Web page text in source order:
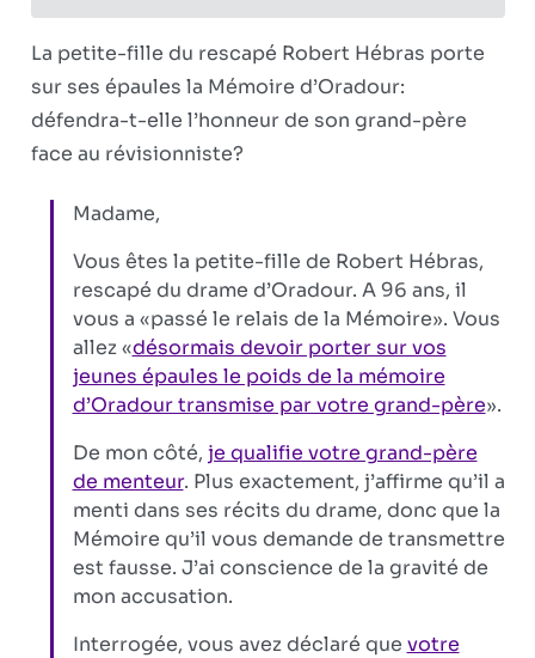
une
jeune
gardienne
La petite-fille du rescapé Robert Hébras porte
sur ses épaules la Mémoire d’Oradour:
défendra-t-elle l’honneur de son grand-père
face au révisionniste?
Madame,
Vous êtes la petite-fille de Robert Hébras,
rescapé du drame d’Oradour. A 96 ans, il
vous a «passé le relais de la Mémoire». Vous
allez «désormais devoir porter sur vos
jeunes épaules le poids de la mémoire
d’Oradour transmise par votre grand-père».
De mon côté, je qualifie votre grand-père
de menteur. Plus exactement, j’affirme qu’il a
menti dans ses récits du drame, donc que la
Mémoire qu’il vous demande de transmettre
est fausse. J’ai conscience de la gravité de
mon accusation.
Interrogée, vous avez déclaré que votre